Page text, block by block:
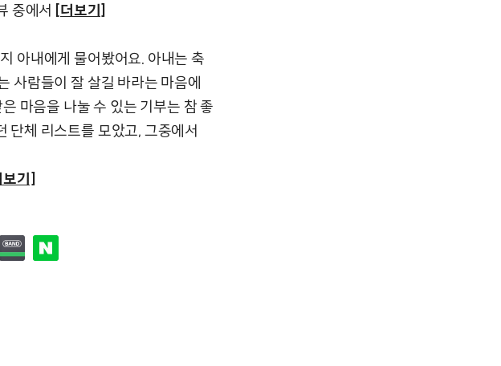
중에서 [더보기]
아내에게 물어봤어요. 아내는 축
사람들이 잘 살길 바라는 마음에
마음을 나눌 수 있는 기부는 참 좋
단체 리스트를 모았고, 그중에서
보기]